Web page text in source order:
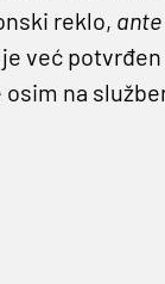
reklo,
već
osim na